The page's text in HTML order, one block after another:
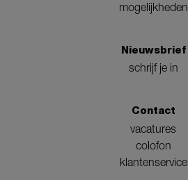
mogelijkheden
Nieuwsbrief
schrijf je in
Contact
vacatures
colofon
klantenservice